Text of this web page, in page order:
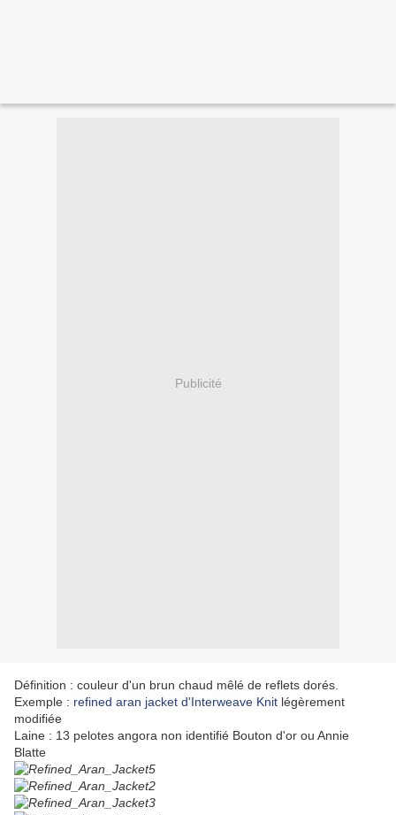
Publicité
Définition : couleur d'un brun chaud mêlé de reflets dorés.
Exemple : refined aran jacket d'Interweave Knit légèrement
modifiée
Laine : 13 pelotes angora non identifié Bouton d'or ou Annie
Blatte